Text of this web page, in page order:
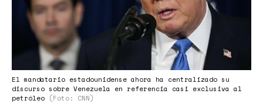
El mandatario estadounidense ahora ha centralizado su
discurso sobre Venezuela en referencia casi exclusiva al
petróleo (Foto: CNN)